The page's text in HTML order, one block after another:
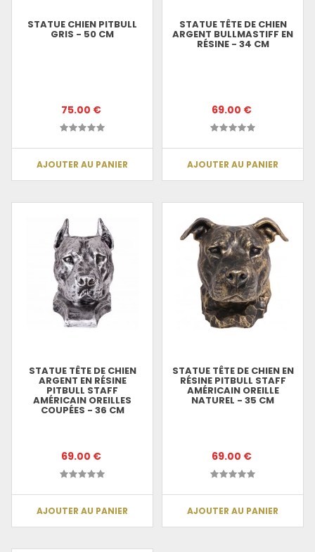
STATUE CHIEN PITBULL
GRIS - 50 CM
75.00 €
AJOUTER AU PANIER
STATUE TÊTE DE CHIEN
ARGENT BULLMASTIFF EN
RÉSINE - 34 CM
69.00 €
AJOUTER AU PANIER
STATUE TÊTE DE CHIEN
ARGENT EN RÉSINE
PITBULL STAFF
AMÉRICAIN OREILLES
COUPÉES - 36 CM
69.00 €
AJOUTER AU PANIER
STATUE TÊTE DE CHIEN EN
RÉSINE PITBULL STAFF
AMÉRICAIN OREILLE
NATUREL - 35 CM
69.00 €
AJOUTER AU PANIER